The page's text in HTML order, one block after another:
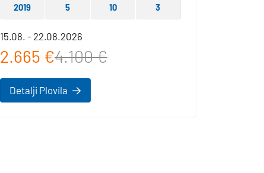
2019
5
10
3
15.08. - 22.08.2026
2.665 €4.100 €
Detalji Plovila